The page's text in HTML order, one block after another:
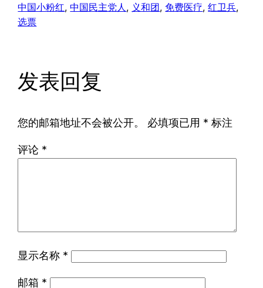
中国小粉红, 中国民主党人 , 义和团, 免费医疗, 红卫兵
选票
发表回复
您的邮箱地址不会被公开。 必填项已用 * 标注
评论 *
显示名称 *
邮箱 *